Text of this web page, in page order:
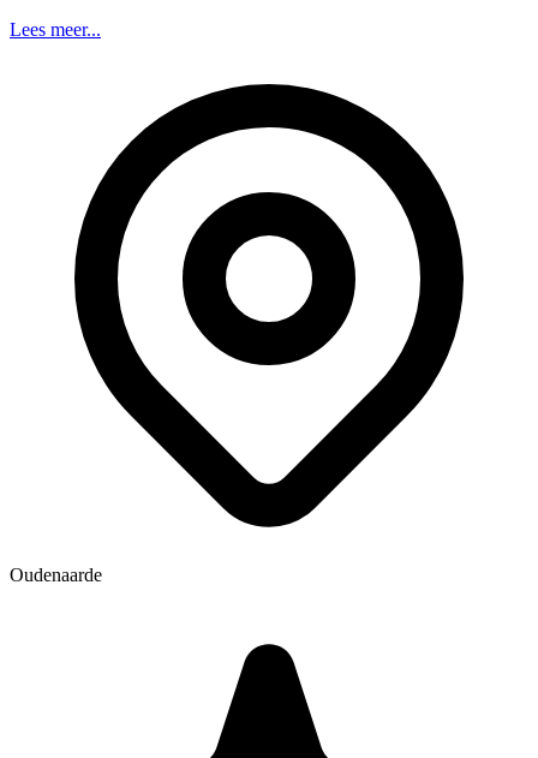
Lees meer...
Oudenaarde